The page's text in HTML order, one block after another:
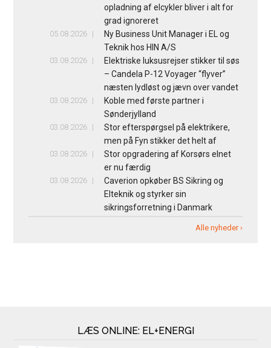
opladning af elcykler bliver i alt for
grad ignoreret
05.08.2026
Ny Business Unit Manager i EL og
Teknik hos HIN A/S
03.08.2026
Elektriske luksusrejser stikker til søs
– Candela P-12 Voyager “flyver”
næsten lydløst og jævn over vandet
03.08.2026
Koble med første partner i
Sønderjylland
03.08.2026
Stor efterspørgsel på elektrikere,
men på Fyn stikker det helt af
03.08.2026
Stor opgradering af Korsørs elnet
er nu færdig
03.08.2026
Caverion opkøber BS Sikring og
Elteknik og styrker sin
sikringsforretning i Danmark
Alle nyheder ›
LÆS ONLINE: EL+ENERGI